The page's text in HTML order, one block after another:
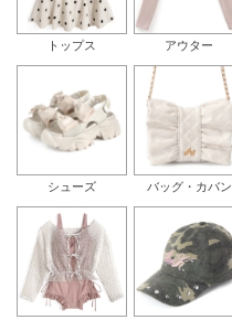
トップス アウター
シューズ バッグ・カバン